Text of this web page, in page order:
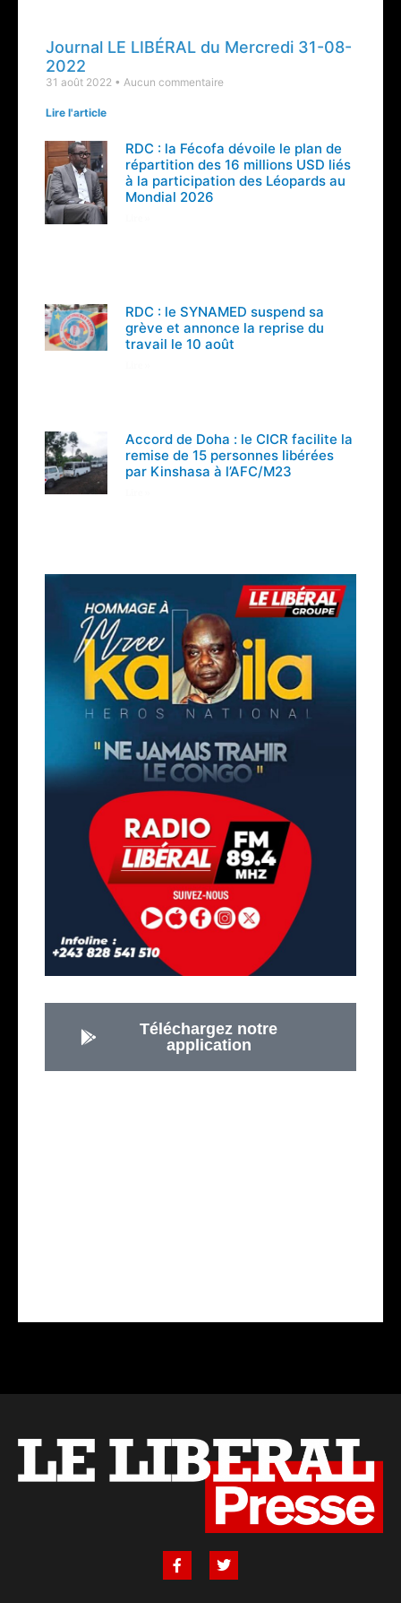
Journal LE LIBÉRAL du Mercredi 31-08-
2022
31 août 2022 Aucun commentaire
Lire l'article
RDC : la Fécofa dévoile le plan de
répartition des 16 millions USD liés
à la participation des Léopards au
Mondial 2026
RDC : le SYNAMED suspend sa
grève et annonce la reprise du
travail le 10 août
Accord de Doha : le CICR facilite la
remise de 15 personnes libérées
par Kinshasa à l’AFC/M23
Téléchargez notre
application